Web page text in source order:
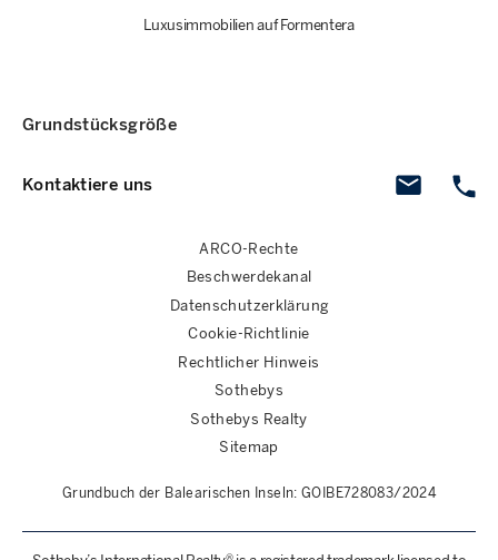
Luxusimmobilien auf Formentera
Kontaktiere uns
Grundstücksgröße
ARCO-Rechte
Beschwerdekanal
Datenschutzerklärung
Cookie-Richtlinie
Rechtlicher Hinweis
Sothebys
Sothebys Realty
Sitemap
Grundbuch der Balearischen Inseln: GOIBE728083/2024